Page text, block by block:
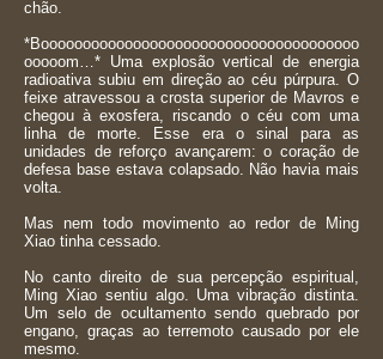
chão.
*Boooooooooooooooooooooooooooooooooooooo
ooooom…* Uma explosão vertical de energia
radioativa subiu em direção ao céu púrpura. O
feixe atravessou a crosta superior de Mavros e
chegou à exosfera, riscando o céu com uma
linha de morte. Esse era o sinal para as
unidades de reforço avançarem: o coração de
defesa base estava colapsado. Não havia mais
volta.
Mas nem todo movimento ao redor de Ming
Xiao tinha cessado.
No canto direito de sua percepção espiritual,
Ming Xiao sentiu algo. Uma vibração distinta.
Um selo de ocultamento sendo quebrado por
engano, graças ao terremoto causado por ele
mesmo.